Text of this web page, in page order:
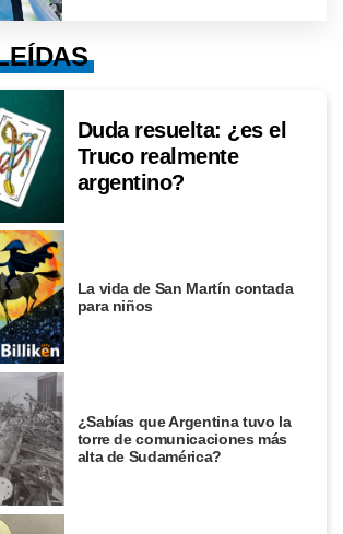
Duda resuelta: ¿es el
Truco realmente
argentino?
La vida de San Martín contada
para niños
¿Sabías que Argentina tuvo la
torre de comunicaciones más
alta de Sudamérica?